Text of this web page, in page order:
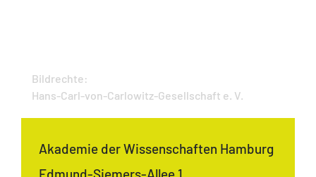
Bildrechte:
Hans-Carl-von-Carlowitz-Gesellschaft e. V.
Akademie der Wissenschaften Hamburg